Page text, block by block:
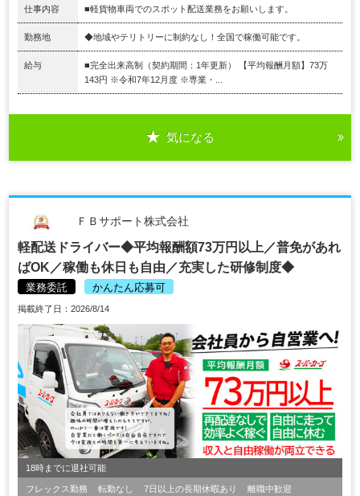
仕事内容 ■軽貨物車両でのスポット配送業務をお願いします。
勤務地 ◆地域やテリトリーに制約なし！全国で稼働可能です。
給与
■完全出来高制（契約期間：1年更新） 【平均報酬月額】73万
143円 ※令和7年12月度 ※専業・...
気になる
ＦＢサポート株式会社
軽配送ドライバー◆平均報酬額73万円以上／普免があれ
ばOK／稼働も休日も自由／充実した研修制度◆
業務委託 かんたん応募可
掲載終了日：2026/8/14
18時までに退社可能
フレックス勤務 転勤なし 7日以上の長期休暇あり
離職中歓迎